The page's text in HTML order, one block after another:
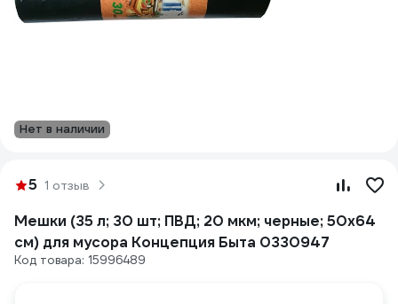
Нет в наличии
5 1 отзыв
Мешки (35 л; 30 шт; ПВД; 20 мкм; черные; 50х64
см) для мусора Концепция Быта 0330947
Код товара: 15996489